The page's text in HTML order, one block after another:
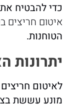
כדי להבטיח
איטום חריצים
הטוחנות.
יתרונות
לאיטום
מונע עששת